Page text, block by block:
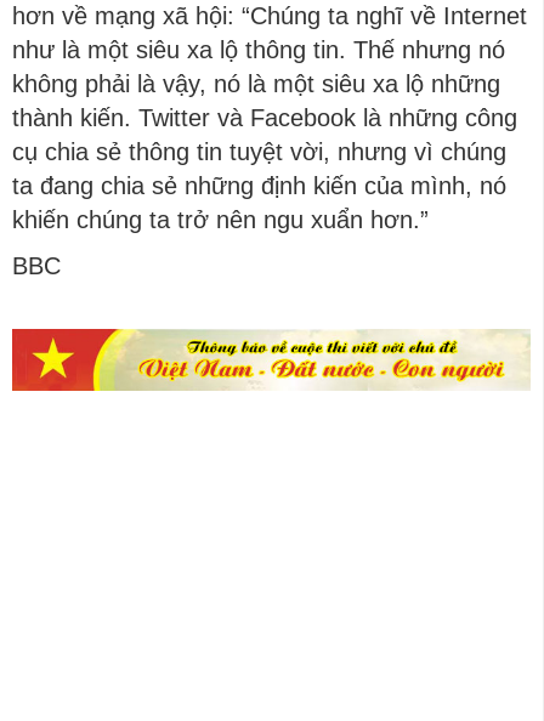
hơn về mạng xã hội: “Chúng ta nghĩ về Internet
như là một siêu xa lộ thông tin. Thế nhưng nó
không phải là vậy, nó là một siêu xa lộ những
thành kiến. Twitter và Facebook là những công
cụ chia sẻ thông tin tuyệt vời, nhưng vì chúng
ta đang chia sẻ những định kiến của mình, nó
khiến chúng ta trở nên ngu xuẩn hơn.”
BBC